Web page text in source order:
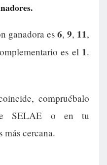
ganadora es6, 9, 11,
es el 1.
compruébalo
SELAE o en tu
más cercana.